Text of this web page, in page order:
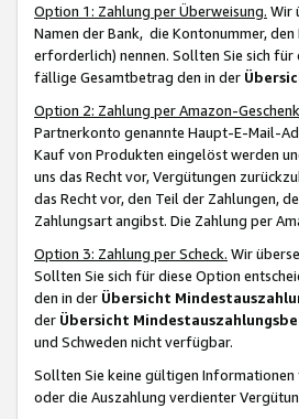
Option 1: Zahlung per Überweisung. Wir
Namen der Bank, die Kontonummer,
erforderlich) nennen. Sollten Sie sich für
fällige Gesamtbetrag den in der
Option 2: Zahlung per Amazon-
Partnerkonto genannte Haupt-E-Mail-
Kauf von Produkten eingelöst werden
uns das Recht vor, Vergütungen
das Recht vor, den Teil der Zahlungen,
Zahlungsart angibst. Die Zahlung per
Option 3: Zahlung per Scheck. Wir
Sollten Sie sich für diese Option
den in der Übersicht
der Übersicht
und Schweden nicht verfügbar.
Sollten Sie keine gültigen
oder die Auszahlung verdienter